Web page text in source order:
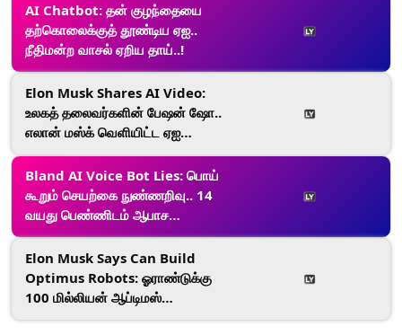
AI Chatbot: தன் குழந்தையை
தற்கொலைக்குத் தூண்டிய ஏஐ..
நீதிமன்ற வாசல் ஏறிய தாய்..!
Elon Musk Shares AI Video:
உலகத் தலைவர்களின் பேஷன் ஷோ..
எலான் மஸ்க் வெளியிட்ட ஏஐ
வீடியோ..!
Bland AI Voice Bot Lies: பொய்
கூறும் செயற்கை நுண்ணறிவு.. 14
வயது பெண்ணிடம் ஆபாச
புகைப்படம்.. வைரலாகும் வீடியோ..!
Elon Musk Says Can Build
Optimus Robots: ஓராண்டுக்கு
100 மில்லியன் ஆப்டிமஸ்